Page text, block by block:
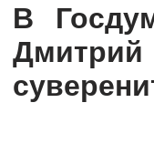
В
Дмитрий